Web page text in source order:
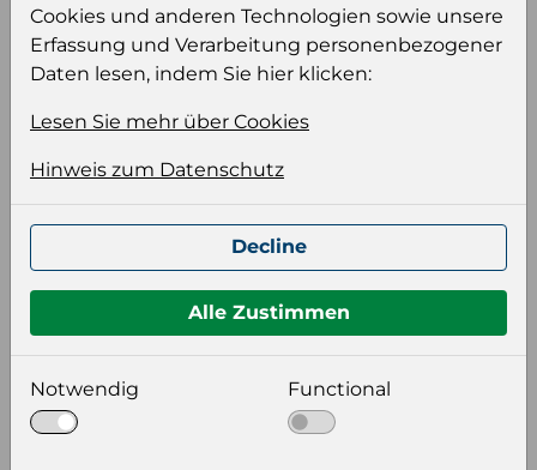
Produktinformation
Wählen Sie eine Sprache und ein Format für
Sprache
Keiner
Bildeinstellungen
wählen Sie eine Auflösung für Ihr Bild aus
Cookies und anderen Technologien sowie unsere
Erfassung und Verarbeitung personenbezogener
Daten lesen, indem Sie hier klicken:
Lesen Sie mehr über Cookies
Hinweis zum Datenschutz
Decline
Alle Zustimmen
Notwendig Functional